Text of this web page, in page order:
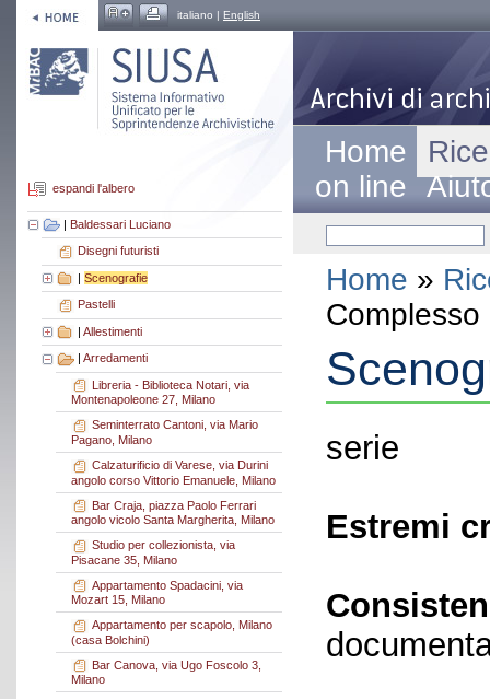
italiano | English
espandi l'albero
| Baldessari Luciano
Disegni futuristi
| Scenografie
Pastelli
| Allestimenti
Arredamenti
Libreria - Biblioteca Notari, via
Montenapoleone 27, Milano
Seminterrato Cantoni, via Mario
Pagano, Milano
Calzaturificio di Varese, via Durini
angolo corso Vittorio Emanuele, Milano
Bar Craja, piazza Paolo Ferrari
angolo vicolo Santa Margherita, Milano
Studio per collezionista, via
Pisacane 35, Milano
Appartamento Spadacini, via
Mozart 15, Milano
Appartamento per scapolo, Milano
(casa Bolchini)
Bar Canova, via Ugo Foscolo 3,
Milano
Home
on line
Home »
serie
Estremi